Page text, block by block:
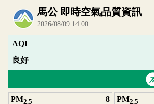
內嵌空氣品質小工具為視覺預